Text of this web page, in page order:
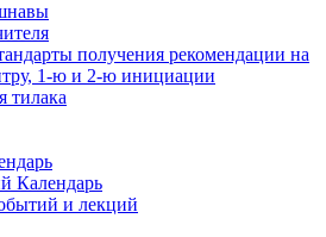
получения рекомендации на
1-ю и 2-ю инициации
тилака
Календарь
и лекций